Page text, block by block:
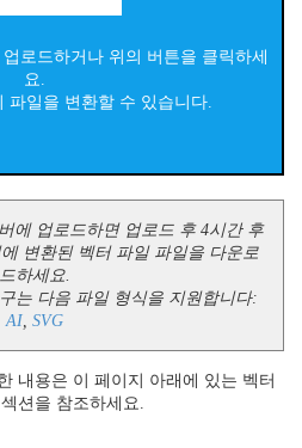
로드하거나 위의 버튼을 클릭하세
요.
파일을 변환할 수 있습니다.
에 업로드하면 업로드 후 4시간 후
변환된 벡터 파일 파일을 다운로
드하세요.
는 다음 파일 형식을 지원합니다:
AI, SVG
내용은 이 페이지 아래에 있는 벡터
션을 참조하세요.